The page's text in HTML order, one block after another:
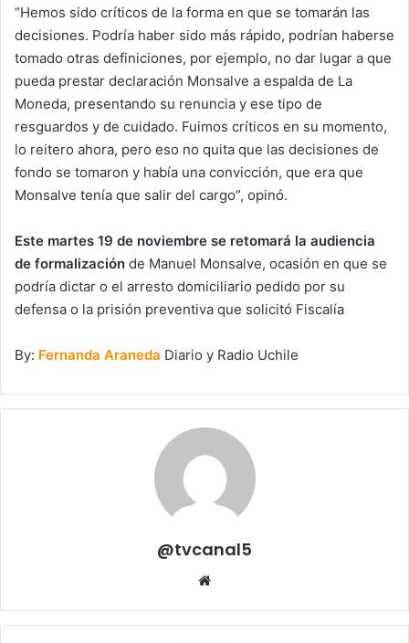
“Hemos sido críticos de la forma en que se tomarán las
decisiones. Podría haber sido más rápido, podrían haberse
tomado otras definiciones, por ejemplo, no dar lugar a que
pueda prestar declaración Monsalve a espalda de La
Moneda, presentando su renuncia y ese tipo de
resguardos y de cuidado. Fuimos críticos en su momento,
lo reitero ahora, pero eso no quita que las decisiones de
fondo se tomaron y había una convicción, que era que
Monsalve tenía que salir del cargo”, opinó.
Este martes 19 de noviembre se retomará la audiencia
de formalización de Manuel Monsalve, ocasión en que se
podría dictar o el arresto domiciliario pedido por su
defensa o la prisión preventiva que solicitó Fiscalía
By: Fernanda Araneda Diario y Radio Uchile
@tvcanal5